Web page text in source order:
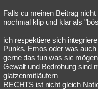
Falls du meinen Beitrag
nochmal klip und klar als
ich respektiere sich
Punks, Emos oder was
gerne das tun was sie mögen
Gewalt und Bedrohung sind
glatzenmitläufern
RECHTS ist nicht gleich